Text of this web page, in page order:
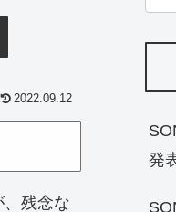
2022.09.12
残念な
発